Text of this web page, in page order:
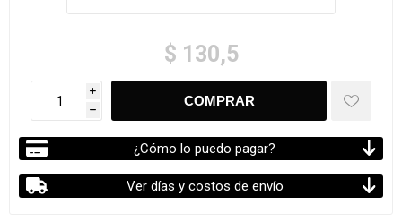
$ 130,5
i
h
¿Cómo lo puedo pagar?
Ver días y costos de envío